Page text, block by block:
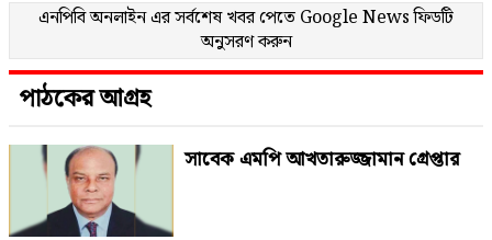
এনপিবি অনলাইন এর সর্বশেষ খবর পেতে Google Newsফিডটি
অনুসরণ করুন
পাঠকের আগ্রহ
সাবেক এমপি আখতারুজ্জামান গ্রেপ্তার